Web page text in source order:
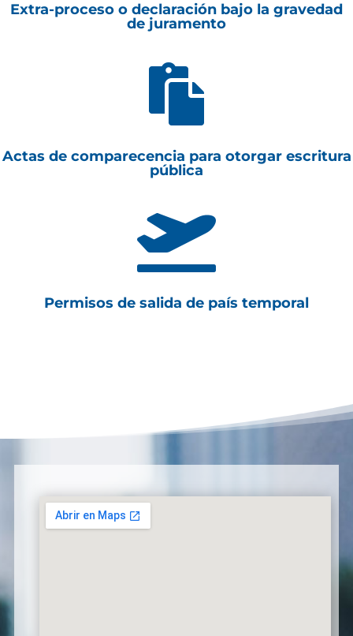
Extra-proceso o declaración bajo la gravedad
de juramento

Actas de comparecencia para otorgar escritura
pública

Permisos de salida de país temporal